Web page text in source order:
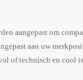
aangepast om
aan uw
of technisch en cool